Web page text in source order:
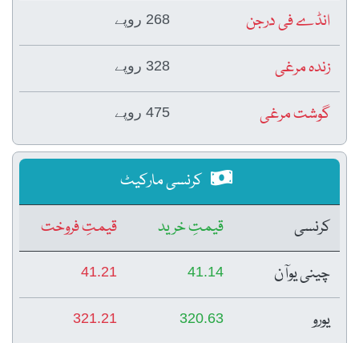
انڈے فی درجن
268 روپے
زندہ مرغی 328 روپے
گوشت مرغی 475 روپے
کرنسی مارکیٹ
کرنسی
قیمتِ خرید
قیمتِ فروخت
چینی یوآن
41.14
41.21
یورو 320.63
321.21